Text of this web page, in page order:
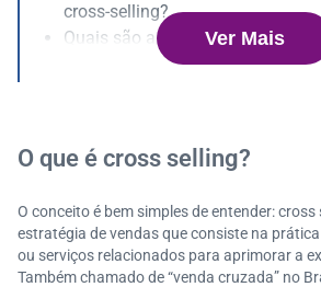
cross-selling?
Quais são as vantagens do
Como usar o cross selling como
Erros comuns ao aplicar o cross-
los
up-selling?
Os 5 cases de maior sucesso de
nda adicional
Ver Mais
O que é cross selling?
O conceito é bem simples de entender: cross
estratégia de vendas que consiste na
ou serviços relacionados para aprimorar a
Também chamado de “venda cruzada” no